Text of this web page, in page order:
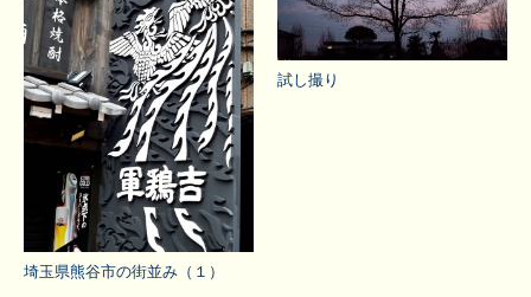
埼玉県熊谷市の街並み（１）
試し撮り